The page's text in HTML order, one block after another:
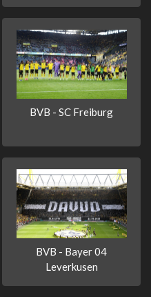
BVB - SC Freiburg
BVB - Bayer 04
Leverkusen